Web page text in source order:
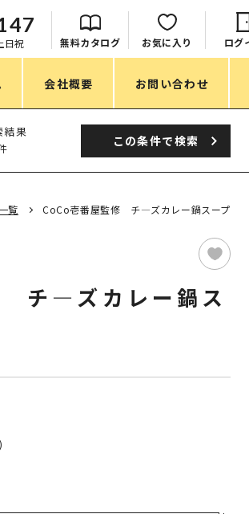
日祝 無料カタログ お気に入り ログ
会社概要 お問い合わせ
目的・シーン
展示会・イベント特集
結果
この条件で検索
覧 CoCo壱番屋監修 チ―ズカレー鍋スープ
チ―ズカレー鍋ス